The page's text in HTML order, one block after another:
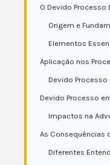
O Devido Processo
Origem e
Elementos
Aplicação nos
Devido Processo
Devido Processo
Impactos na
As Consequências
Diferentes